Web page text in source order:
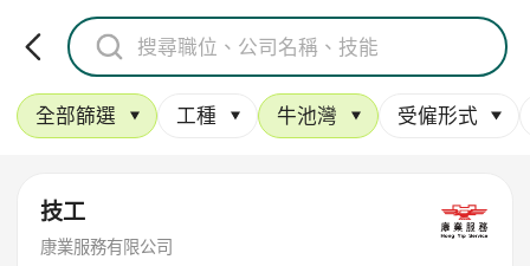
全部篩選 工種 牛池灣 受僱形式
技工
康業服務有限公司